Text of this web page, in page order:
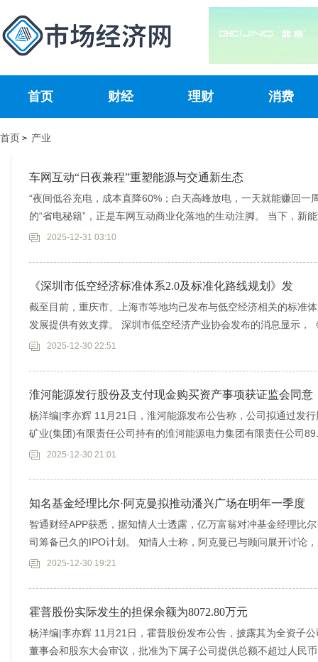
首页 财经 理财 消费
首页 > 产业
车网互动“日夜兼程”重塑能源与交通新生态
“夜间低谷充电，成本直降60%；白天高峰放电，一天就能赚回一
的“省电秘籍”，正是车网互动商业化落地的生动注脚。 当下，新
2025-12-31 03:10
《深圳市低空经济标准体系2.0及标准化路线规划》发
截至目前，重庆市、上海市等地均已发布与低空经济相关的标准
发展提供有效支撑。 深圳市低空经济产业协会发布的消息显示，
三层2025-12-30 22:51
淮河能源发行股份及支付现金购买资产事项获证监会同意
杨洋编|李亦辉 11月21日，淮河能源发布公告称，公司拟通过发
矿业(集团)有限责任公司持有的淮河能源电力集团有限责任公司
2025-12-30 21:01
知名基金经理比尔·阿克曼拟推动潘兴广场在明年一季度
智通财经APP获悉，据知情人士透露，亿万富翁对冲基金经理比
司筹备已久的IPO计划。 知情人士称，阿克曼已与顾问展开讨论
2025-12-30 19:21
霍普股份实际发生的担保余额为8072.80万元
杨洋编|李亦辉 11月21日，霍普股份发布公告，披露其为全资子
董事会和股东大会审议，批准为下属子公司提供总额不超过人民